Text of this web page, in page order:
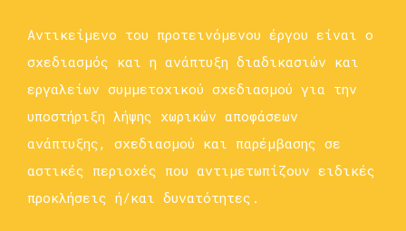
Αντικείμενο του προτεινόμενου έργου είναι ο
σχεδιασμός και η ανάπτυξη διαδικασιών και
εργαλείων συμμετοχικού σχεδιασμού για την
υποστήριξη λήψης χωρικών αποφάσεων
ανάπτυξης, σχεδιασμού και παρέμβασης σε
αστικές περιοχές που αντιμετωπίζουν ειδικές
προκλήσεις ή/και δυνατότητες.